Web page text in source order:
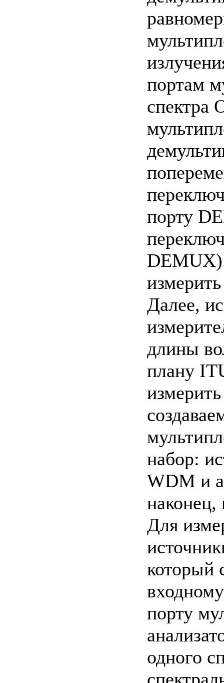
портам
спектра
порту
Далее,
длины
плану
набор:
WDM и
Для
который
порту
одного